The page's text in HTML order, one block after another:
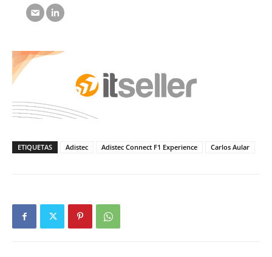
ETIQUETAS Adistec Adistec Connect F1 Experience Carlos Aular